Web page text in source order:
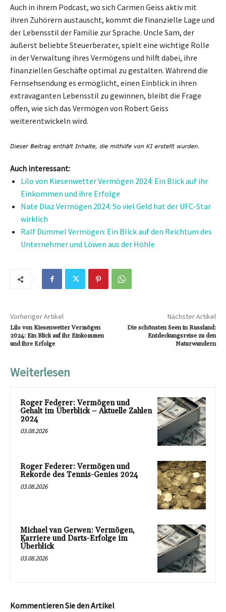
Auch in ihrem Podcast, wo sich Carmen Geiss aktiv mit
ihren Zuhörern austauscht, kommt die finanzielle Lage und
der Lebensstil der Familie zur Sprache. Uncle Sam, der
äußerst beliebte Steuerberater, spielt eine wichtige Rolle
in der Verwaltung ihres Vermögens und hilft dabei, ihre
finanziellen Geschäfte optimal zu gestalten. Während die
Fernsehsendung es ermöglicht, einen Einblick in ihren
extravaganten Lebensstil zu gewinnen, bleibt die Frage
offen, wie sich das Vermögen von Robert Geiss
weiterentwickeln wird.
Auch interessant:
Lilo von Kiesenwetter Vermögen 2024: Ein Blick auf ihr
Einkommen und ihre Erfolge
Nate Diaz Vermögen 2024: So viel Geld hat der UFC-Star
wirklich
Ralf Dümmel Vermögen: Ein Blick auf den Reichtum des
Unternehmer und Löwen aus der Höhle
Vorheriger Artikel
Lilo von Kiesenwetter Vermögen
2024: Ein Blick auf ihr Einkommen
und ihre Erfolge
Nächster Artikel
Die schönsten Seen in Russland:
Entdeckungsreise zu den
Naturwundern
Weiterlesen
Roger Federer: Vermögen und
Gehalt im Überblick – Aktuelle Zahlen
2024
03.08.2026
Roger Federer: Vermögen und
Rekorde des Tennis-Genies 2024
03.08.2026
Michael van Gerwen: Vermögen,
Karriere und Darts-Erfolge im
Überblick
03.08.2026
Kommentieren Sie den Artikel